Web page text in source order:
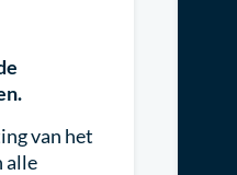
van het
alle